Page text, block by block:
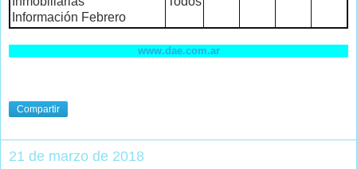
Información Febrero
www.dae.com.ar
Compartir
21 de marzo de 2018